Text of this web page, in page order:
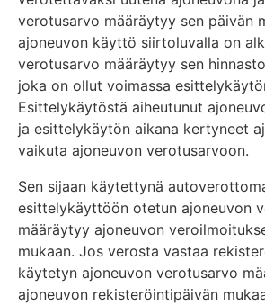
verotusarvo määräytyy sen päivän
ajoneuvon käyttö siirtoluvalla on
verotusarvo määräytyy sen
joka on ollut voimassa
Esittelykäytöstä aiheutunut
ja esittelykäytön aikana kertyneet
vaikuta ajoneuvon verotusarvoon.
Sen sijaan käytettynä
esittelykäyttöön otetun ajoneuvon
määräytyy ajoneuvon
mukaan. Jos verosta vastaa
käytetyn ajoneuvon verotusarvo
ajoneuvon rekisteröintipäivän